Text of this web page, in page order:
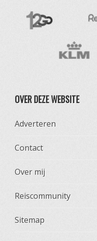
OVER DEZE WEBSITE
Adverteren
Contact
Over mij
Reiscommunity
Sitemap